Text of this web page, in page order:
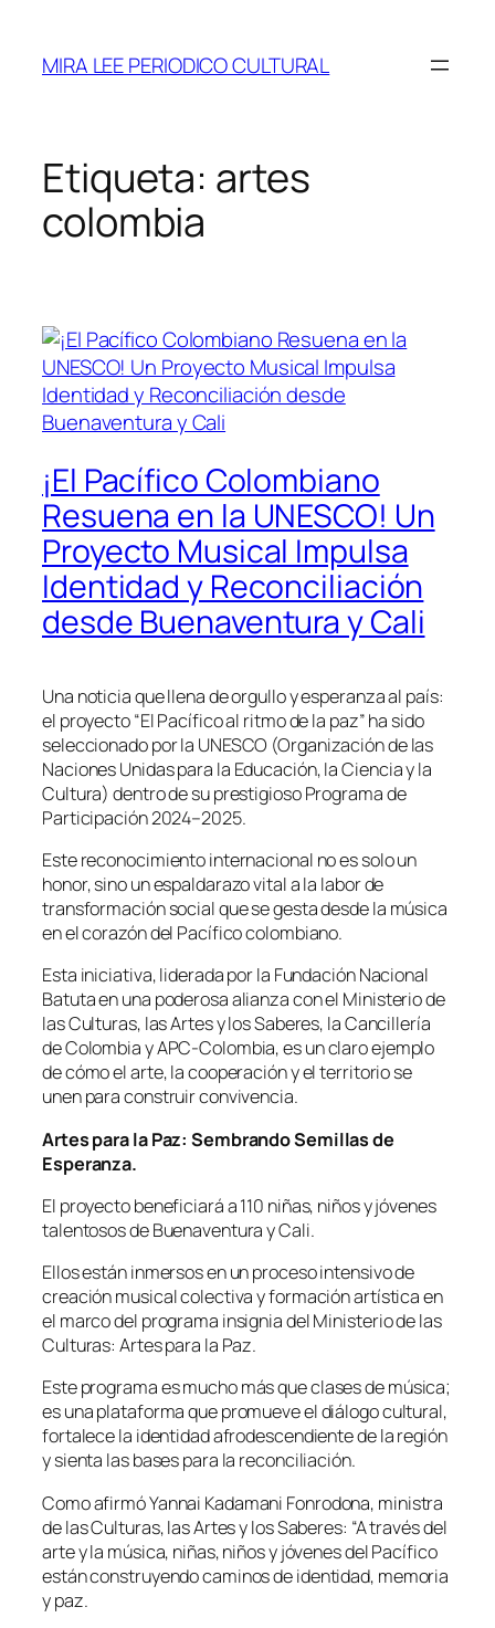
contenido
MIRA LEE PERIODICO CULTURAL
Etiqueta: artes
colombia
¡El Pacífico Colombiano
Resuena en la UNESCO! Un
Proyecto Musical Impulsa
Identidad y Reconciliación
desde Buenaventura y Cali
Una noticia que llena de orgullo y esperanza al país:
el proyecto “El Pacífico al ritmo de la paz” ha sido
seleccionado por la UNESCO (Organización de las
Naciones Unidas para la Educación, la Ciencia y la
Cultura) dentro de su prestigioso Programa de
Participación 2024–2025.
Este reconocimiento internacional no es solo un
honor, sino un espaldarazo vital a la labor de
transformación social que se gesta desde la música
en el corazón del Pacífico colombiano.
Esta iniciativa, liderada por la Fundación Nacional
Batuta en una poderosa alianza con el Ministerio de
las Culturas, las Artes y los Saberes, la Cancillería
de Colombia y APC-Colombia, es un claro ejemplo
de cómo el arte, la cooperación y el territorio se
unen para construir convivencia.
Artes para la Paz: Sembrando Semillas de
Esperanza.
El proyecto beneficiará a 110 niñas, niños y jóvenes
talentosos de Buenaventura y Cali.
Ellos están inmersos en un proceso intensivo de
creación musical colectiva y formación artística en
el marco del programa insignia del Ministerio de las
Culturas: Artes para la Paz.
Este programa es mucho más que clases de música;
es una plataforma que promueve el diálogo cultural,
fortalece la identidad afrodescendiente de la región
y sienta las bases para la reconciliación.
Como afirmó Yannai Kadamani Fonrodona, ministra
de las Culturas, las Artes y los Saberes: “A través del
arte y la música, niñas, niños y jóvenes del Pacífico
están construyendo caminos de identidad, memoria
y paz.